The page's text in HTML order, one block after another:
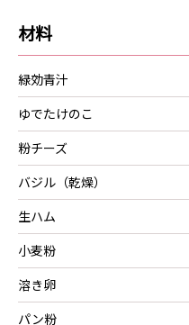
材料
緑効青汁
ゆでたけのこ
粉チーズ
バジル（乾燥）
生ハム
小麦粉
溶き卵
パン粉